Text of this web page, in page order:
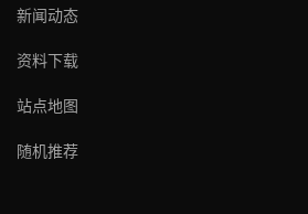
新闻动态
资料下载
站点地图
随机推荐